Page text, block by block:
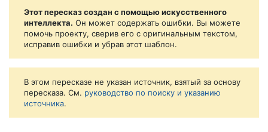
Этот пересказ создан с помощью искусственного
интеллекта. Он может содержать ошибки. Вы можете
помочь проекту, сверив его с оригинальным текстом,
исправив ошибки и убрав этот шаблон.
В этом пересказе не указан источник, взятый за основу
пересказа. См. руководство по поиску и указанию
источника.